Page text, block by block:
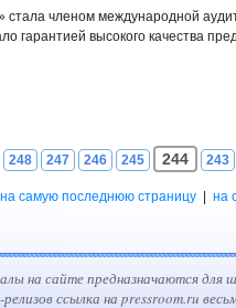
членом международной
гарантией высокого качества
248 247 246 245 244 243
самую последнюю страницу на
на сайте предназначаются для
ссылка на pressroom.ru